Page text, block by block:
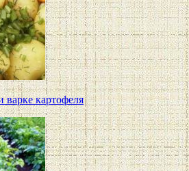
варке картофеля